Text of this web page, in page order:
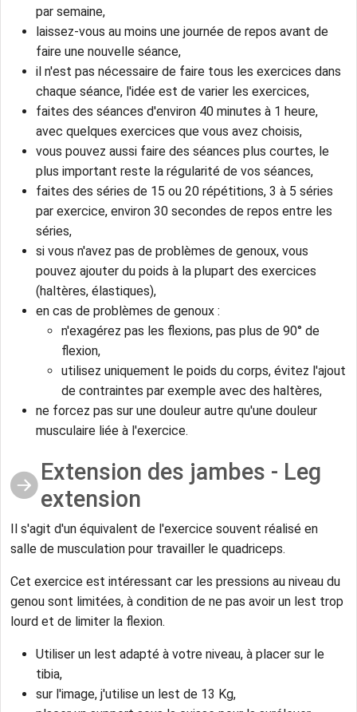
par semaine,
laissez-vous au moins une journée de repos avant de
faire une nouvelle séance,
il n'est pas nécessaire de faire tous les exercices dans
chaque séance, l'idée est de varier les exercices,
faites des séances d'environ 40 minutes à 1 heure,
avec quelques exercices que vous avez choisis,
vous pouvez aussi faire des séances plus courtes, le
plus important reste la régularité de vos séances,
faites des séries de 15 ou 20 répétitions, 3 à 5 séries
par exercice, environ 30 secondes de repos entre les
séries,
si vous n'avez pas de problèmes de genoux, vous
pouvez ajouter du poids à la plupart des exercices
(haltères, élastiques),
en cas de problèmes de genoux :
n'exagérez pas les flexions, pas plus de 90° de
flexion,
utilisez uniquement le poids du corps, évitez l'ajout
de contraintes par exemple avec des haltères,
ne forcez pas sur une douleur autre qu'une douleur
musculaire liée à l'exercice.
Extension des jambes - Leg
extension
Il s'agit d'un équivalent de l'exercice souvent réalisé en
salle de musculation pour travailler le quadriceps.
Cet exercice est intéressant car les pressions au niveau du
genou sont limitées, à condition de ne pas avoir un lest trop
lourd et de limiter la flexion.
Utiliser un lest adapté à votre niveau, à placer sur le
tibia,
sur l'image, j'utilise un lest de 13 Kg,